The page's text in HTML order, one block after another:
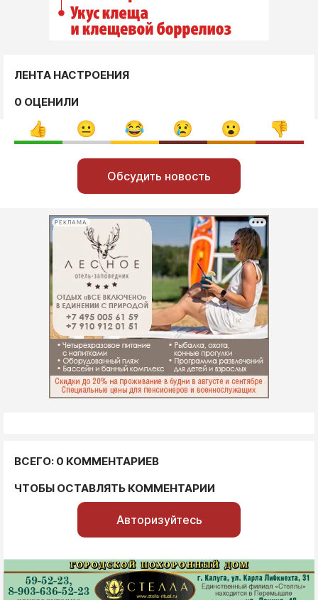
ЛЕНТА НАСТРОЕНИЯ
0 ОЦЕНИЛИ
Обсудить новость
РЕКЛАМА
ВСЕГО: 0 КОММЕНТАРИЕВ
ЧТОБЫ ОСТАВЛЯТЬ КОММЕНТАРИИ
Авторизуйтесь